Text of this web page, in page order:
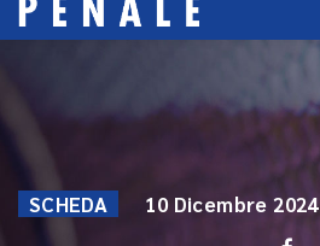
SCHEDA 10 Dicembre 2024